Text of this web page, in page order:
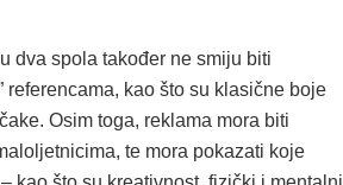
dva spola također ne smiju biti
referencama, kao što su klasične boje
Osim toga, reklama mora biti
te mora pokazati koje